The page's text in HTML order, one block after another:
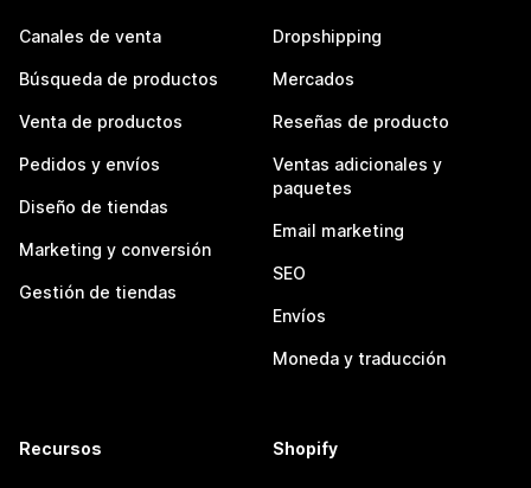
Canales de venta
Búsqueda de productos
Venta de productos
Pedidos y envíos
Diseño de tiendas
Marketing y conversión
Gestión de tiendas
Dropshipping
Mercados
Reseñas de producto
Ventas adicionales y
paquetes
Email marketing
SEO
Envíos
Moneda y traducción
Recursos Shopify